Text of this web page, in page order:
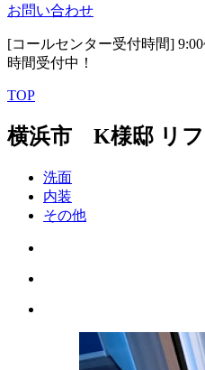
お問い合わせ
[コールセンター受付時間]
時間受付中！
TOP
横浜市 K様邸 リフ
洗面
内装
その他